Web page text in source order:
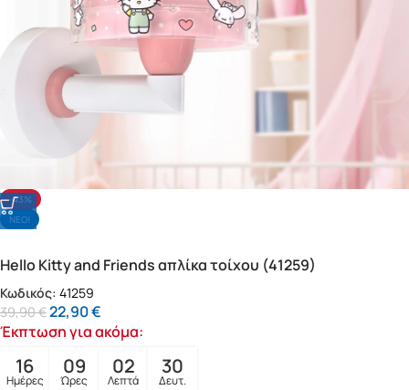
-43%
NΕΟ!
Hello Kitty and Friends απλίκα τοίχου (41259)
Κωδικός: 41259
39,90€22,90€
Έκπτωση για ακόμα:
16
Ημέρες
09
Ώρες
02
Λεπτά
28
Δευτ.